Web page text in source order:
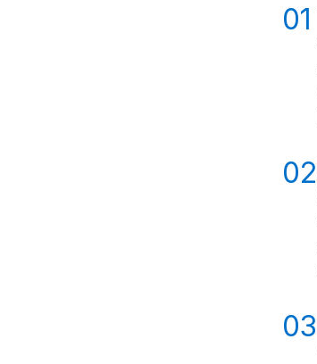
01
02
03